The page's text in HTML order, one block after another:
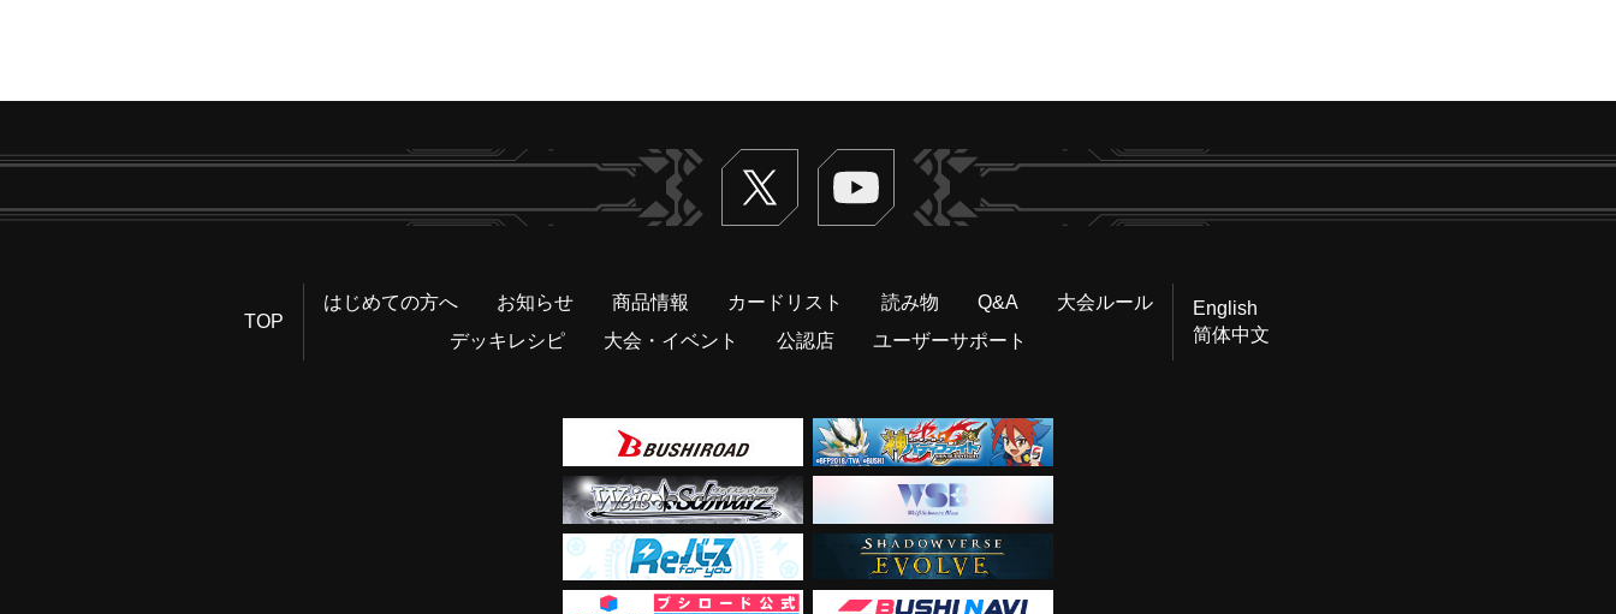
Twitter ヴァンガードch
TOP
はじめての方へ お知らせ 商品情報 カードリスト 読み物 Q&A
大会ルール
デッキレシピ
大会・イベント 公認店 ユーザーサポート
English
简体中文